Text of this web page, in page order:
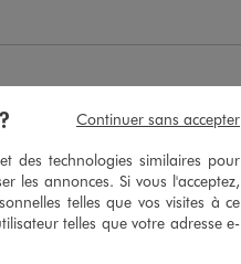
26/06/2026 parMichelle R.
des technologies similaires pour
les annonces. Si vous l'acceptez,
telles que vos visites à ce
telles que votre adresse e-
Continuer sans accepter